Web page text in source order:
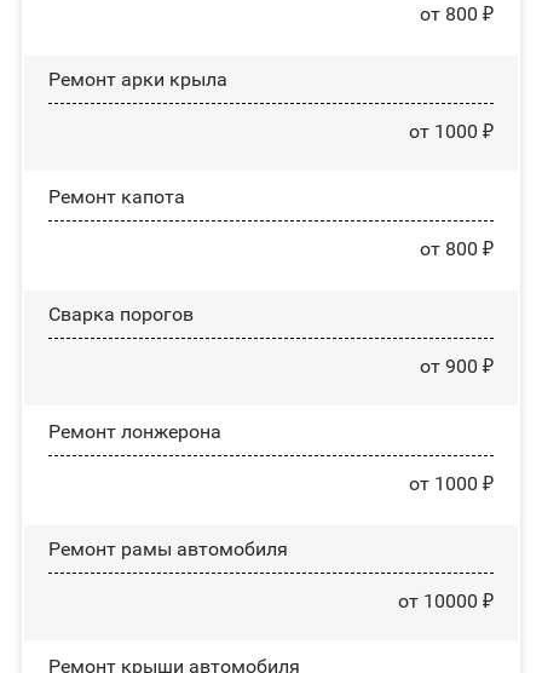
от 800 ₽
Ремонт арки крыла
от 1000 ₽
Ремонт капота
от 800 ₽
Сварка порогов
от 900 ₽
Ремонт лонжерона
от 1000 ₽
Ремонт рамы автомобиля
от 10000 ₽
Ремонт крыши автомобиля